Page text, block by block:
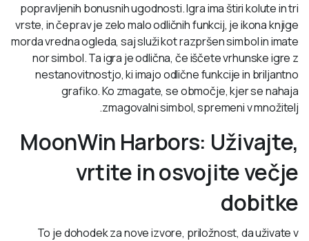
popravljenih bonusnih ugodnosti. Igra ima štiri kolute in tri
vrste, in čeprav je zelo malo odličnih funkcij, je ikona knjige
morda vredna ogleda, saj služi kot razpršen simbol in imate
nor simbol. Ta igra je odlična, če iščete vrhunske igre z
nestanovitnostjo, ki imajo odlične funkcije in briljantno
grafiko. Ko zmagate, se območje, kjer se nahaja
zmagovalni simbol, spremeni v množitelj.
MoonWin Harbors: Uživajte,
vrtite in osvojite večje
dobitke
To je dohodek za nove izvore, priložnost, da uživate v